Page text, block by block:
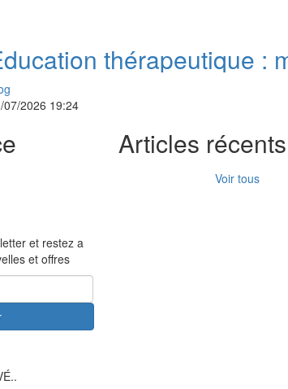
thérapeutique :
le stress pour mieux
le diabète
07/2026 19:24
et restez a
et offres
Articles récents
Voir tous